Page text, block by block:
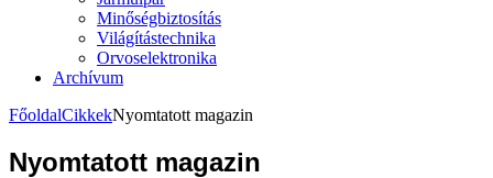
Minőségbiztosítás
Világítástechnika
Orvoselektronika
Archívum
FőoldalCikkekNyomtatott magazin
Nyomtatott magazin